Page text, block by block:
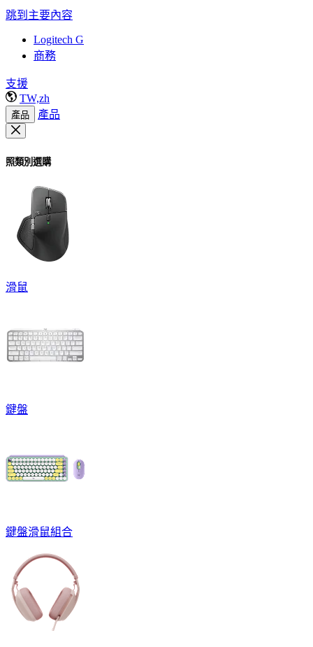
跳到主要內容
Logitech G
商務
支援
TW,zh
產品 產品
照類別選購
滑鼠
鍵盤
鍵盤滑鼠組合